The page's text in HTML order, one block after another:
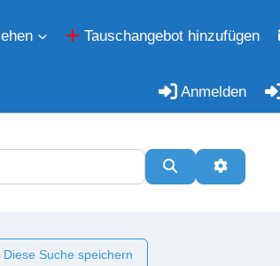
Tauschangebot hinzufügen
Anmelden
Suchen
Diese Suche speichern